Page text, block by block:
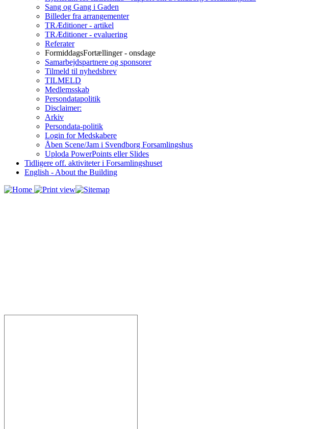
Sang og Gang i Gaden
Billeder fra arrangementer
TRÆditioner - artikel
TRÆditioner - evaluering
Referater
FormiddagsFortællinger - onsdage
Samarbejdspartnere og sponsorer
Tilmeld til nyhedsbrev
TILMELD
Medlemsskab
Persondatapolitik
Disclaimer:
Arkiv
Persondata-politik
Login for Medskabere
Åben Scene/Jam i Svendborg Forsamlingshus
Uploda PowerPoints eller Slides
Tidligere off. aktiviteter i Forsamlingshuset
English - About the Building